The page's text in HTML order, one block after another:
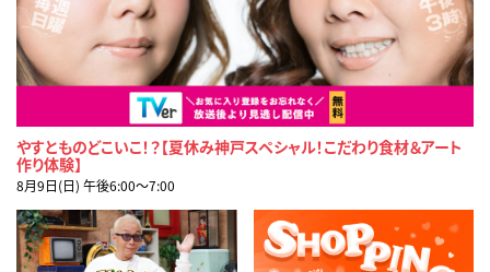
やすとものどこいこ！？【夏休み神戸スペシャル！こだわり食材＆アート
作り体験】
8月9日(日) 午後6:00〜7:00